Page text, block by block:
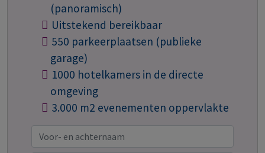
(panoramisch)
Uitstekend bereikbaar
550 parkeerplaatsen (publieke
garage)
1000 hotelkamers in de directe
omgeving
3.000 m2 evenementen oppervlakte